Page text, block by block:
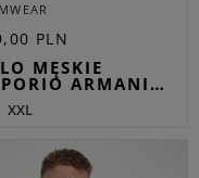
PLN
MĘSKIE
ARMANI…
XXL